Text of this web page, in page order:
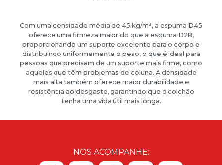
Com uma densidade média de 45 kg/m³, a espuma D45
oferece uma firmeza maior do que a espuma D28,
proporcionando um suporte excelente para o corpo e
distribuindo uniformemente o peso, o que é ideal para
pessoas que precisam de um suporte mais firme, como
aqueles que têm problemas de coluna. A densidade
mais alta também oferece maior durabilidade e
resistência ao desgaste, garantindo que o colchão
tenha uma vida útil mais longa.
NOS ACOMPANHE: